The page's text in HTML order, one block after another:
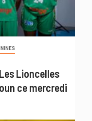
Lioncelles
ce mercredi